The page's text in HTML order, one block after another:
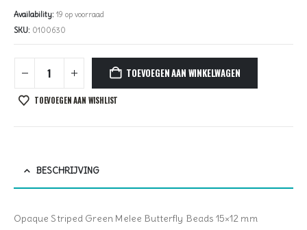
Availability: 19 op voorraad
SKU: 0100630
TOEVOEGEN AAN WINKELWAGEN
TOEVOEGEN AAN WISHLIST
BESCHRIJVING
Opaque Striped Green Melee Butterfly Beads 15×12 mm